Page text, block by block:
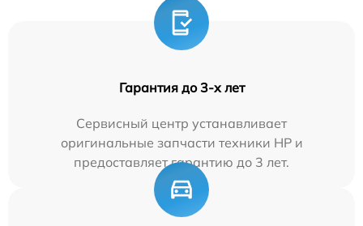
Гарантия до 3-х лет
Сервисный центр устанавливает
оригинальные запчасти техники HP и
предоставляет гарантию до 3 лет.